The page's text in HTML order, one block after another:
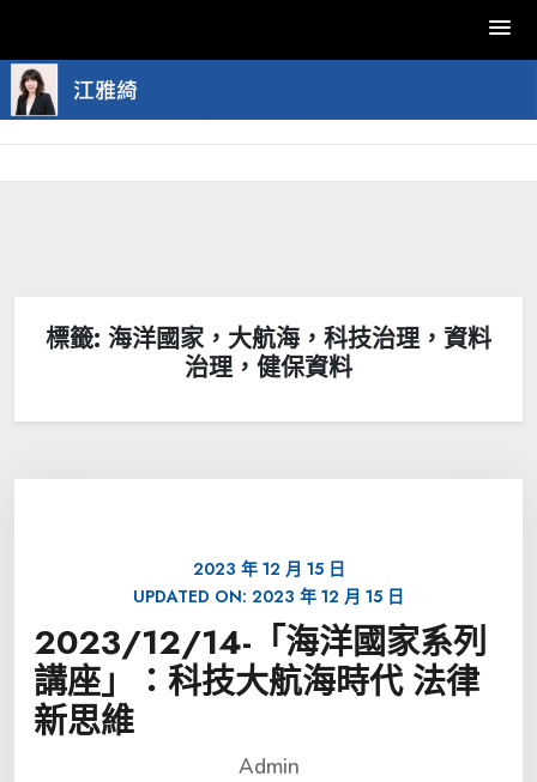
Skip
to
content
標籤: 海洋國家，大航海，科技治理，資料
治理，健保資料
2023 年 12 月 15 日
UPDATED ON: 2023 年 12 月 15 日
2023/12/14-「海洋國家系列
講座」：科技大航海時代 法律
新思維
Admin